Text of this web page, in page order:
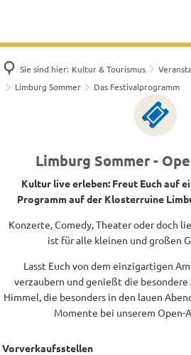
Sie sind hier: Kultur & Tourismus
Limburg Sommer
Das Festivalprogramm
Service
Anreisen,
Übernachten
Informieren
Limburg Sommer -
Kultur live erleben: Freut Euch auf
Programm auf der Klosterruine
Konzerte, Comedy, Theater oder doch
ist für alle kleinen und großen
Lasst Euch von dem einzigartigen
verzaubern und genießt die
Himmel, die besonders in den lauen
Momente bei unserem Open-
Vorverkaufsstellen